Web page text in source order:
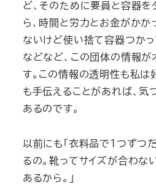
ど、そのために要員と容器を
ら、時間と労力とお金がかか
ないけど使い捨て容器つかっ
などなど、この団体の情報が
す。この情報の透明性も私は
も手伝えることがあれば、気
あるのです。
以前にも「衣料品で１つずつ
るの。靴ってサイズが合わな
あるから。」